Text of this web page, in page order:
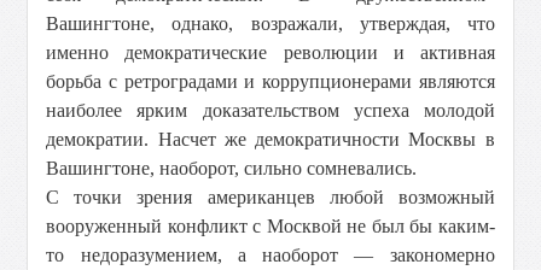
Вашингтоне, однако, возражали, утверждая, что
именно демократические революции и активная
борьба с ретроградами и коррупционерами являются
наиболее ярким доказательством успеха молодой
демократии. Насчет же демократичности Москвы в
Вашингтоне, наоборот, сильно сомневались.
С точки зрения американцев любой возможный
вооруженный конфликт с Москвой не был бы каким-
то недоразумением, а наоборот — закономерно